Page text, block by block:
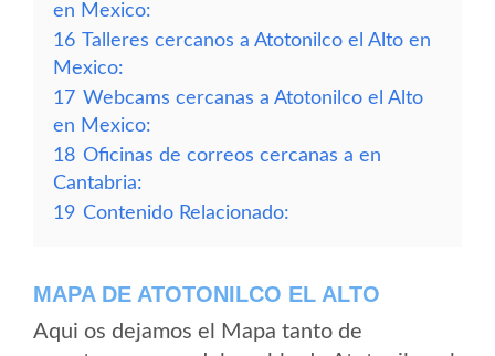
en Mexico:
16 Talleres cercanos a Atotonilco el Alto en
Mexico:
17 Webcams cercanas a Atotonilco el Alto
en Mexico:
18 Oficinas de correos cercanas a en
Cantabria:
19 Contenido Relacionado:
MAPA DE ATOTONILCO EL ALTO
Aqui os dejamos el Mapa tanto de